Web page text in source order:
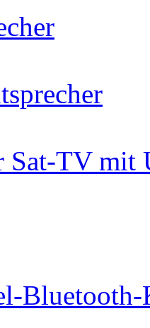
Sat-TV mit